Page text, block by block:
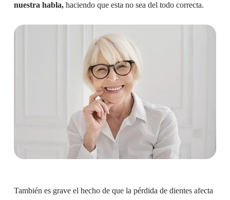
nuestra habla, haciendo que esta no sea del todo correcta.
También es grave el hecho de que la pérdida de dientes afecta